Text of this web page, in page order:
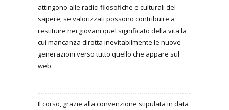
attingono alle radici filosofiche e culturali del
sapere; se valorizzati possono contribuire a
restituire nei giovani quel significato della vita la
cui mancanza dirotta inevitabilmente le nuove
generazioni verso tutto quello che appare sul
web.
Il corso, grazie alla convenzione stipulata in data